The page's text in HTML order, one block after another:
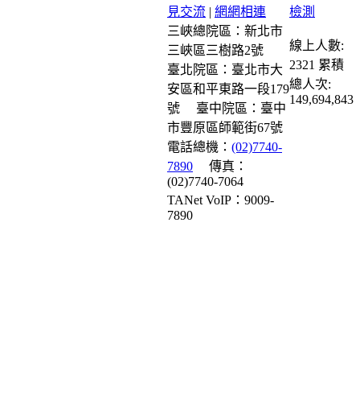
見交流 | 網網相連
三峽總院區：新北市
三峽區三樹路2號
臺北院區：臺北市大
安區和平東路一段179
號
臺中院區：臺中
市豐原區師範街67號
電話總機： (02)7740-
7890
傳真：
(02)7740-7064
TANet VoIP：9009-
7890
線上人數:
2321 累積
總人次:
149,694,843